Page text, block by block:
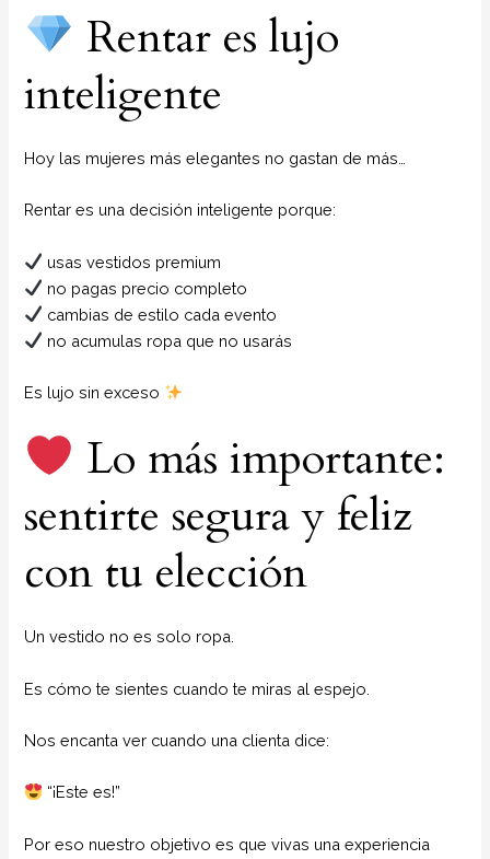
Rentar es lujo
inteligente
Hoy las mujeres más elegantes no gastan de más…
Rentar es una decisión inteligente porque:
usas vestidos premium
no pagas precio completo
cambias de estilo cada evento
no acumulas ropa que no usarás
Es lujo sin exceso
Lo más importante:
sentirte segura y feliz
con tu elección
Un vestido no es solo ropa.
Es cómo te sientes cuando te miras al espejo.
Nos encanta ver cuando una clienta dice:
“¡Este es!”
Por eso nuestro objetivo es que vivas una experiencia